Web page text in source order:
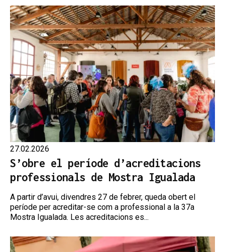
27.02.2026
S’obre el període d’acreditacions
professionals de Mostra Igualada
A partir d’avui, divendres 27 de febrer, queda obert el
període per acreditar-se com a professional a la 37a
Mostra Igualada. Les acreditacions es...